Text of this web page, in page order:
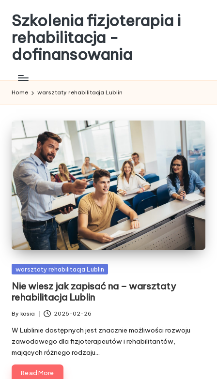
Skip
content
Szkolenia fizjoterapia i
rehabilitacja -
dofinansowania
Home warsztaty rehabilitacja Lublin
Posted
warsztaty rehabilitacja Lublin
Nie wiesz jak zapisać na – warsztaty
rehabilitacja Lublin
Posted
by
By kasia 2025-02-26
W Lublinie dostępnych jest znacznie możliwości rozwoju
zawodowego dla fizjoterapeutów i rehabilitantów,
mających różnego rodzaju…
Read More